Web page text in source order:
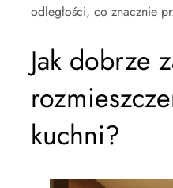
odległości, co znacznie
Jak dobrze
kuchni?